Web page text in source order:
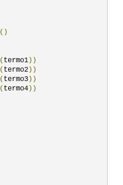
()
( termo1 ))
( termo2 ))
( termo3 ))
( termo4 ))